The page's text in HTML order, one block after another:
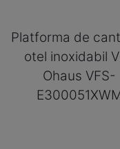
Platforma de
otel inoxidabil
Ohaus VFS-